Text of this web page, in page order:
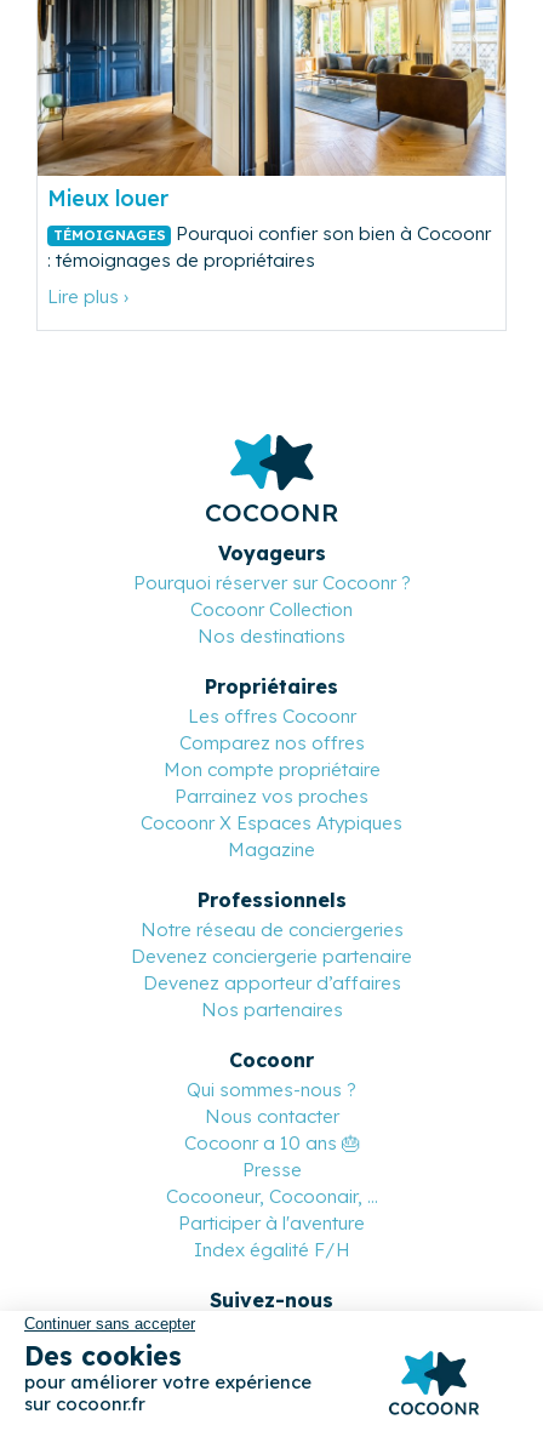
Mieux louer
TÉMOIGNAGES
Pourquoi confier son bien à Cocoonr
: témoignages de propriétaires
Lire plus ›
COCOONR
Voyageurs
Pourquoi réserver sur Cocoonr ?
Cocoonr Collection
Nos destinations
Propriétaires
Les offres Cocoonr
Comparez nos offres
Mon compte propriétaire
Parrainez vos proches
Cocoonr X Espaces Atypiques
Magazine
Professionnels
Notre réseau de conciergeries
Devenez conciergerie partenaire
Devenez apporteur d’affaires
Nos partenaires
Cocoonr
Qui sommes-nous ?
Nous contacter
Cocoonr a 10 ans 🎂
Presse
Cocooneur, Cocoonair, ...
Participer à l'aventure
Index égalité F/H
Suivez-nous